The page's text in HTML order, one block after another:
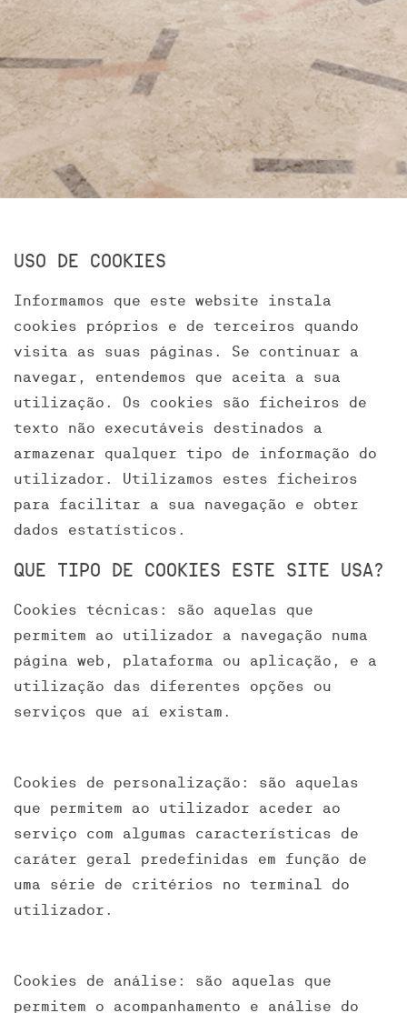
USO DE COOKIES
Informamos que este website instala
cookies próprios e de terceiros quando
visita as suas páginas. Se continuar a
navegar, entendemos que aceita a sua
utilização. Os cookies são ficheiros de
texto não executáveis destinados a
armazenar qualquer tipo de informação do
utilizador. Utilizamos estes ficheiros
para facilitar a sua navegação e obter
dados estatísticos.
QUE TIPO DE COOKIES ESTE SITE USA?
Cookies técnicas: são aquelas que
permitem ao utilizador a navegação numa
página web, plataforma ou aplicação, e a
utilização das diferentes opções ou
serviços que aí existam.
Cookies de personalização: são aquelas
que permitem ao utilizador aceder ao
serviço com algumas características de
caráter geral predefinidas em função de
uma série de critérios no terminal do
utilizador.
Cookies de análise: são aquelas que
permitem o acompanhamento e análise do